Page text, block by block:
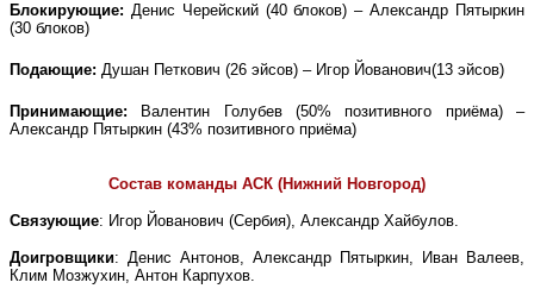
Блокирующие: Денис Черейский (40 блоков) – Александр Пятыркин
(30 блоков)
Подающие: Душан Петкович (26 эйсов) – Игор Йованович(13 эйсов)
Принимающие:
Валентин Голубев (50% позитивного приёма) –
Александр Пятыркин (43% позитивного приёма)
Состав команды АСК (Нижний Новгород)
Связующие: Игор Йованович (Сербия), Александр Хайбулов.
Доигровщики: Денис Антонов, Александр Пятыркин, Иван Валеев,
Клим Мозжухин, Антон Карпухов.